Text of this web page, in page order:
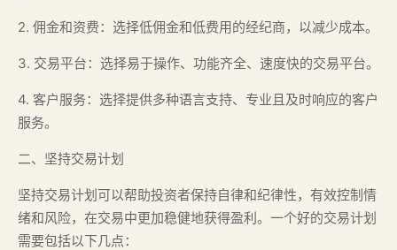
2. 佣金和资费：选择低佣金和低费用的经纪商，以减少成本。
3. 交易平台：选择易于操作、功能齐全、速度快的交易平台。
4. 客户服务：选择提供多种语言支持、专业且及时响应的客户
服务。
二、坚持交易计划
坚持交易计划可以帮助投资者保持自律和纪律性，有效控制情
绪和风险，在交易中更加稳健地获得盈利。一个好的交易计划
需要包括以下几点：